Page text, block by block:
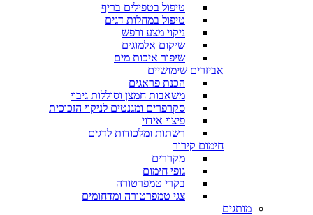
טיפול בטפילים בריף
טיפול במחלות דגים
ניקוי מצע ורפש
שיקום אלמוגים
שיפור איכות מים
אביזרים שימושיים
הכנת פראגים
משאבות חמצן וסוללות גיבוי
סקרפרים ומגנטים לניקוי הזכוכית
פיצוי אידוי
רשתות ומלכודות לדגים
חימום קירור
מקררים
גופי חימום
בקרי טמפרטורה
צגי טמפרטורה ומדחומים
מותגים